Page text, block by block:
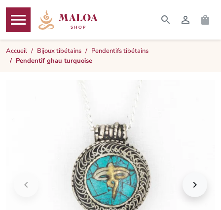

MENU
  
Accueil Bijoux tibétains
Pendentifs tibétains
Pendentif ghau turquoise
 